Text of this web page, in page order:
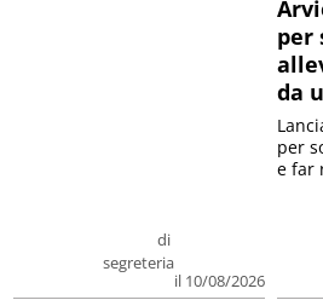
di
segreteria
il 10/08/2026
per
da
per
e far